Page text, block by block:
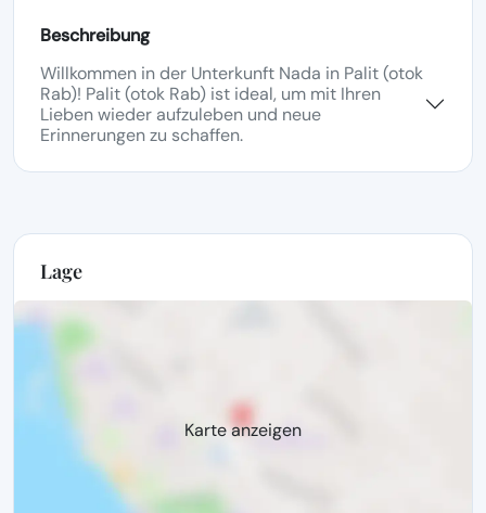
Beschreibung
Willkommen in der Unterkunft Nada in Palit (otok
Rab)! Palit (otok Rab) ist ideal, um mit Ihren
Lieben wieder aufzuleben und neue
Erinnerungen zu schaffen.
Lage
Karte anzeigen